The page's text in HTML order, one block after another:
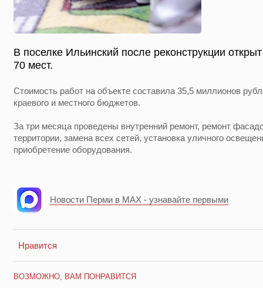
В поселке Ильинский после реконструкции
70 мест.
Стоимость работ на объекте составила 35,5 миллионов
краевого и местного бюджетов.
За три месяца проведены внутренний ремонт, ремонт
территории, замена всех сетей, установка уличного
приобретение оборудования.
Новости Перми в MAX - узнавайте первыми
Нравится
ВОЗМОЖНО, ВАМ ПОНРАВИТСЯ